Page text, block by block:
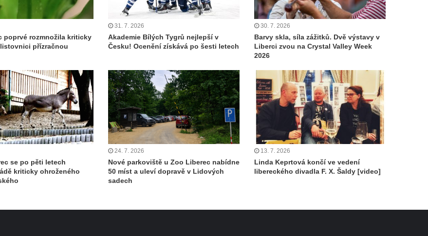
poprvé rozmnožila kriticky
přízračnou
31. 7. 2026
Akademie Bílých Tygrů nejlepší v
Česku! Ocenění získává po šesti letech
30. 7. 2026
Barvy skla, síla zážitků. Dvě výstavy v
Liberci zvou na Crystal Valley Week
2026
se po pěti letech
kriticky ohroženého
24. 7. 2026
Nové parkoviště u Zoo Liberec nabídne
50 míst a uleví dopravě v Lidových
sadech
13. 7. 2026
Linda Keprtová končí ve vedení
libereckého divadla F. X. Šaldy [video]